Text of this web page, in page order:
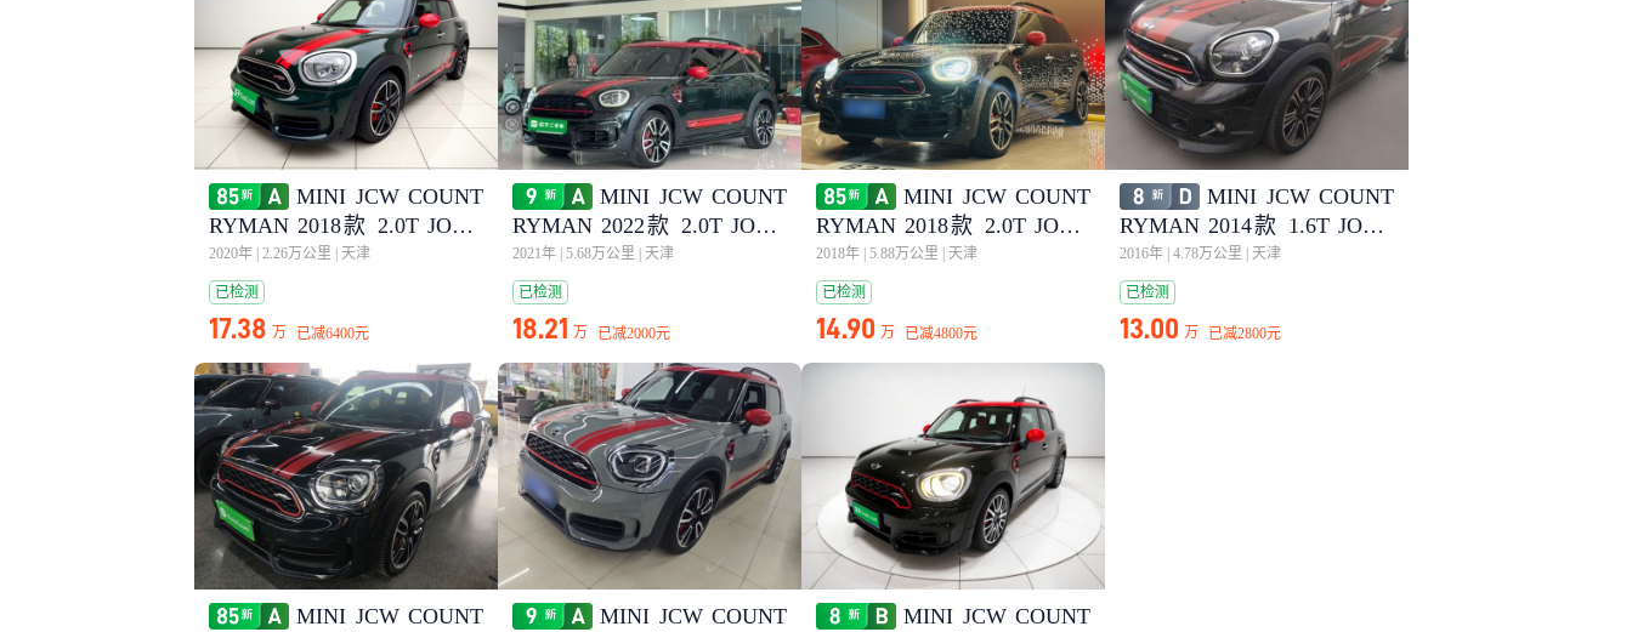
MINI JCW COUNT
RYMAN 2018款 2.0T JOHN
COOPER WORKS ALL-IN
2020年 2.26万公里 天津
已检测
17.38 万 已减6400元
MINI JCW COUNT
RYMAN 2022款 2.0T JOHN
COOPER WORKS ALL-IN
2021年 5.68万公里 天津
已检测
18.21 万 已减2000元
MINI JCW COUNT
RYMAN 2018款 2.0T JOHN
COOPER WORKS ALL-IN
2018年 5.88万公里 天津
已检测
14.90 万 已减4800元
MINI JCW COUNT
RYMAN 2014款 1.6T JOHN
COOPER WORKS ALL4
2016年 4.78万公里 天津
已检测
13.00 万 已减2800元
MINI JCW COUNT
MINI JCW COUNT
MINI JCW COUNT